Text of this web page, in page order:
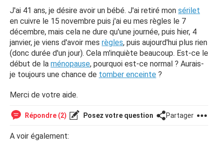
J'ai 41 ans, je désire avoir un bébé. J'ai retiré mon sérilet
en cuivre le 15 novembre puis j'ai eu mes règles le 7
décembre, mais cela ne dure qu'une journée, puis hier, 4
janvier, je viens d'avoir mes règles, puis aujourd'hui plus rien
(donc durée d'un jour). Cela m'inquiète beaucoup. Est-ce le
début de la ménopause, pourquoi est-ce normal ? Aurais-
je toujours une chance de tomber enceinte ?
Merci de votre aide.
Répondre (2) Posez votre question Partager
A voir également: